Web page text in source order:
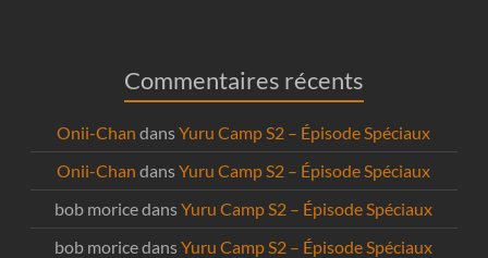
Commentaires récents
Onii-Chan dansYuru Camp S2 – Épisode Spéciaux
Onii-Chan dansYuru Camp S2 – Épisode Spéciaux
bob moricedansYuru Camp S2 – Épisode Spéciaux
bob moricedansYuru Camp S2 – Épisode Spéciaux